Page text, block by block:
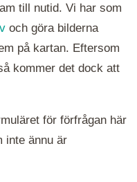
till nutid. Vi har som
och göra bilderna
på kartan. Eftersom
kommer det dock att
för förfrågan här
inte ännu är